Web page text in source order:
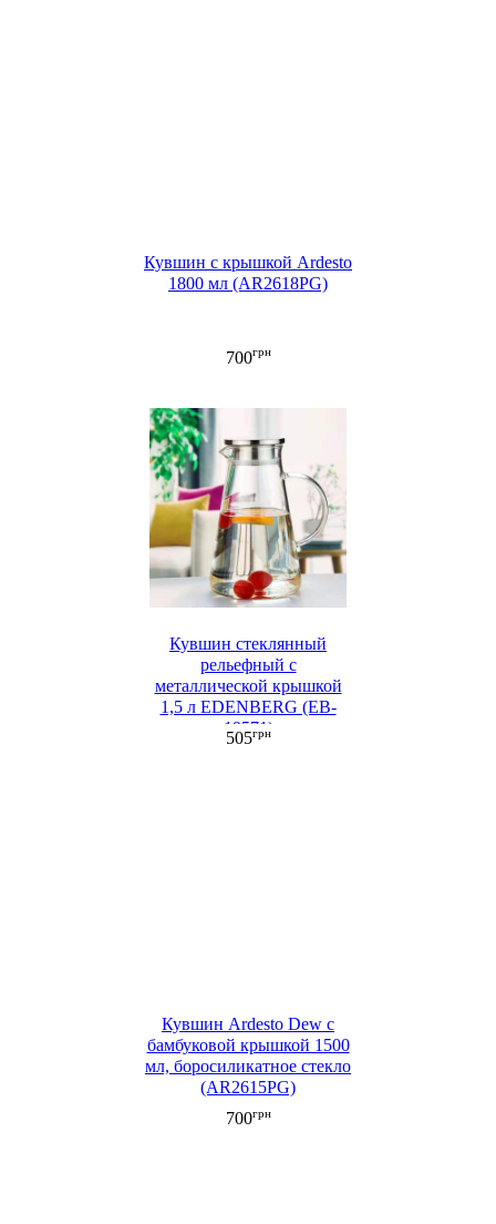
Кувшин с крышкой Ardesto
1800 мл (AR2618PG)
700грн
Кувшин стеклянный
рельефный с
металлической крышкой
1,5 л EDENBERG (EB-
19571)
505грн
Кувшин Ardesto Dew с
бамбуковой крышкой 1500
мл, боросиликатное стекло
(AR2615PG)
700грн